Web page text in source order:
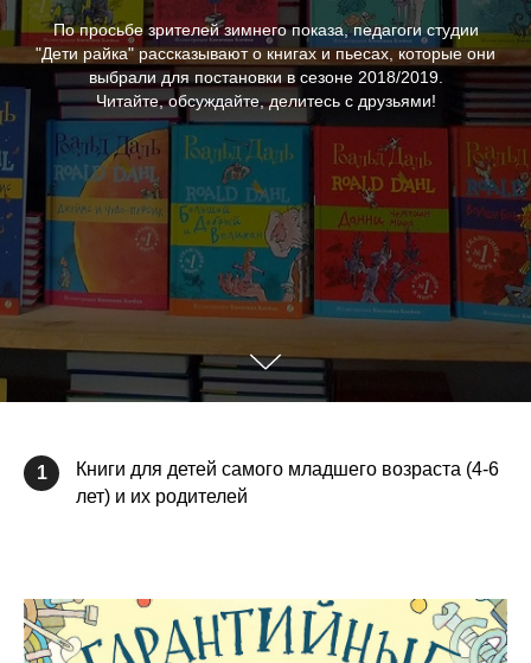
По просьбе зрителей зимнего показа, педагоги студии
"Дети райка" рассказывают о книгах и пьесах, которые они
выбрали для постановки в сезоне 2018/2019.
Читайте, обсуждайте, делитесь с друзьями!
1
Книги для детей самого младшего возраста (4-6
лет) и их родителей